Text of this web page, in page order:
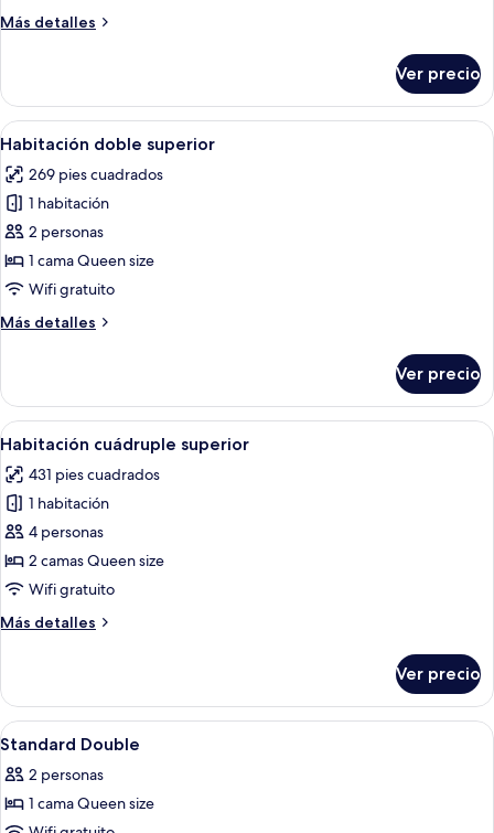
Más detalles
Más
doble
estándar
Ver precio
Abrir
todas
las
fotos
de
Habitación
doble
Habitación de hotel con cama, una
5
Habitación doble superior
269 pies cuadrados
1 habitación
2 personas
1 cama Queen size
Wifi gratuito
Más detalles
Más
doble
superior
Ver precio
Abrir
todas
las
fotos
de
Habitación
cuádruple
Habitación de hotel con una cama
8
Habitación cuádruple superior
431 pies cuadrados
1 habitación
4 personas
2 camas Queen size
Wifi gratuito
Más detalles
Más
cuádruple
superior
Ver precio
Abrir
todas
las
fotos
5
Standard Double
2 personas
1 cama Queen size